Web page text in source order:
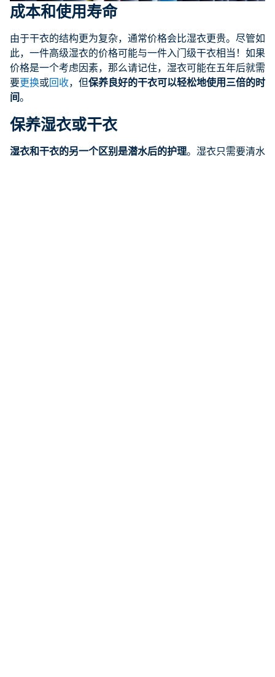
成本和使用寿命
由于干衣的结构更为复杂，通常价格会比湿衣更贵。尽管如
此，一件高级湿衣的价格可能与一件入门级干衣相当！如果
价格是一个考虑因素，那么请记住，湿衣可能在五年后就需
要更换或回收，但保养良好的干衣可以轻松地使用三倍的时
间。
保养湿衣或干衣
湿衣和干衣的另一个区别是潜水后的护理。湿衣只需要清水